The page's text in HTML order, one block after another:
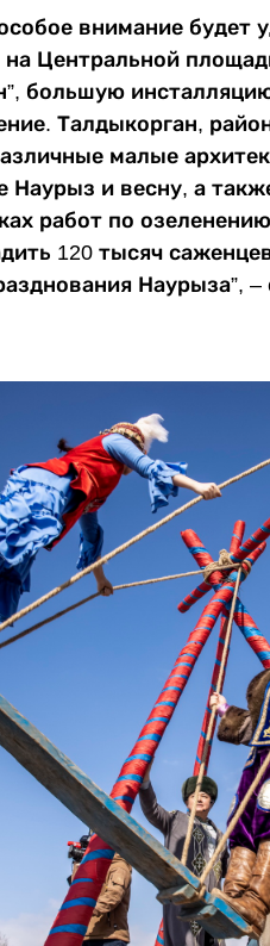
внимание будет
Центральной
большую
Талдыкорган,
малые
и весну, а
работ по
120 тысяч
Наурыза”,